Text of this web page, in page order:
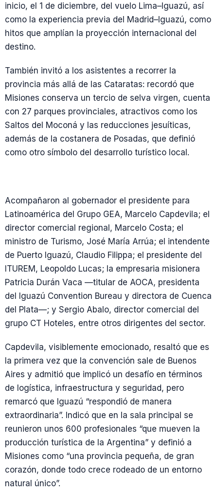
inicio, el 1 de diciembre, del vuelo Lima–Iguazú, así
como la experiencia previa del Madrid–Iguazú, como
hitos que amplían la proyección internacional del
destino.
También invitó a los asistentes a recorrer la
provincia más allá de las Cataratas: recordó que
Misiones conserva un tercio de selva virgen, cuenta
con 27 parques provinciales, atractivos como los
Saltos del Moconá y las reducciones jesuíticas,
además de la costanera de Posadas, que definió
como otro símbolo del desarrollo turístico local.
Acompañaron al gobernador el presidente para
Latinoamérica del Grupo GEA, Marcelo Capdevila; el
director comercial regional, Marcelo Costa; el
ministro de Turismo, José María Arrúa; el intendente
de Puerto Iguazú, Claudio Filippa; el presidente del
ITUREM, Leopoldo Lucas; la empresaria misionera
Patricia Durán Vaca —titular de AOCA, presidenta
del Iguazú Convention Bureau y directora de Cuenca
del Plata—; y Sergio Abalo, director comercial del
grupo CT Hoteles, entre otros dirigentes del sector.
Capdevila, visiblemente emocionado, resaltó que es
la primera vez que la convención sale de Buenos
Aires y admitió que implicó un desafío en términos
de logística, infraestructura y seguridad, pero
remarcó que Iguazú “respondió de manera
extraordinaria”. Indicó que en la sala principal se
reunieron unos 600 profesionales “que mueven la
producción turística de la Argentina” y definió a
Misiones como “una provincia pequeña, de gran
corazón, donde todo crece rodeado de un entorno
natural único”.